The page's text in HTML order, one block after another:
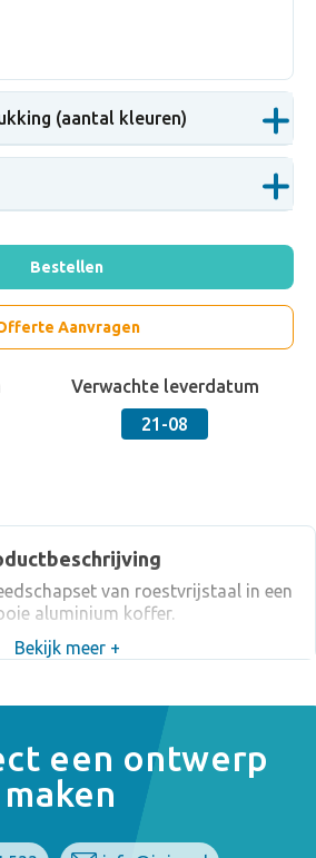
(aantal kleuren)
Bestellen
Aanvragen
Verwachte leverdatum
21-08
van roestvrijstaal in een
aluminium koffer.
Bekijk meer +
een ontwerp
maken